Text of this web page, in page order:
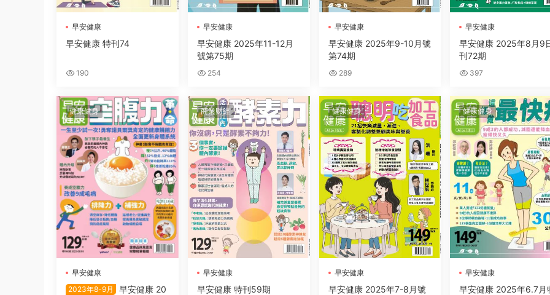
早安健康
早安健康 特刊74
190
早安健康
早安健康 2025年11-12月
號第75期
254
早安健康
早安健康 2025年9-10月號
第74期
289
早安健康
早安健康 2025年8月9
刊72期
397
健康健身
早安健康
2023年8-9月
早安健康 20
商業财經
早安健康
早安健康 特刊59期
健康健身
早安健康
早安健康 2025年7-8月號
健康健身
早安健康
早安健康 2025年6.7月